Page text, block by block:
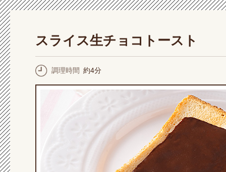
スライス生チョコトースト
調理時間 約4分